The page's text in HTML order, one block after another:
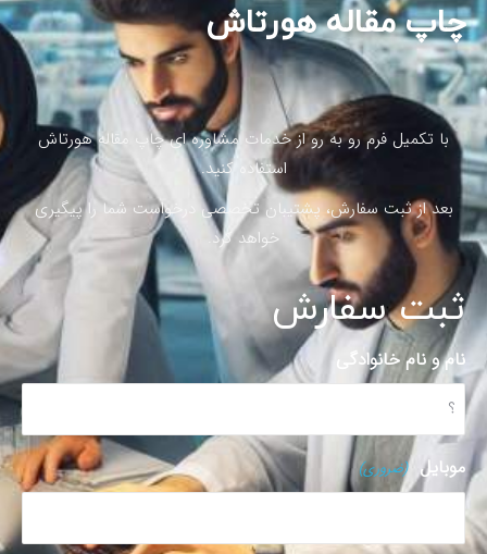
چاپ مقاله هورتاش
با تکمیل فرم رو به رو از خدمات مشاوره ای چاپ مقاله هورتاش
استفاده کنید.
بعد از ثبت سفارش، پشتیبان تخصصی درخواست شما را پیگیری
خواهد کرد.
ثبت سفارش
نام و نام خانوادگی
موبایل (ضروری)